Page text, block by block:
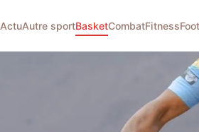
ActuAutre sportBasketCombatFitnessFoot